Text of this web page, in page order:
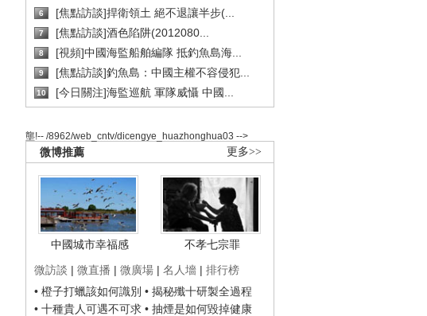
6 [焦點訪談]捍衛領土 絕不退讓半步(...
7 [焦點訪談]酒色陷阱(2012080...
8 [視頻]中國海監船舶編隊 抵釣魚島海...
9 [焦點訪談]釣魚島：中國主權不容侵犯...
10 [今日關注]海監巡航 軍隊威懾 中國...
壟!-- /8962/web_cntv/dicengye_huazhonghua03 -->
更多>>
微博推薦
中國城市幸福感
不孝七宗罪
微訪談 | 微直播 | 微廣場 | 名人墻 | 排行榜
• 橙子打蠟該如何識別 • 揭秘殲十研製全過程
• 十種貴人可遇不可求 • 抽煙是如何毀掉健康